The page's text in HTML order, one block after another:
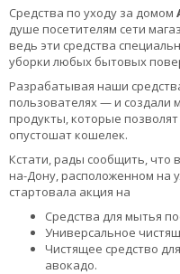
Средства по уходу за домом
душе посетителям сети
ведь эти средства
уборки любых бытовых
Разрабатывая наши
пользователях — и создали
продукты, которые
опустошат кошелек.
Кстати, рады сообщить, что
на-Дону, расположенном на
стартовала акция на
Средства для мытья
Универсальное
Чистящее средство
авокадо.